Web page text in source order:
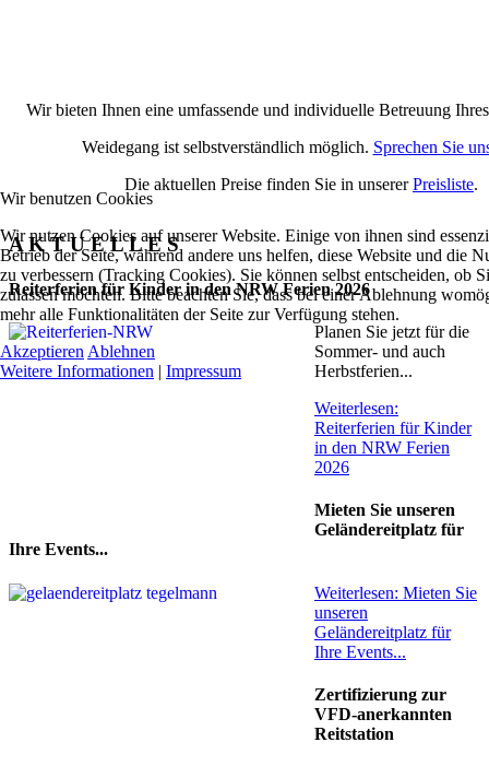
Wir bieten Ihnen eine umfassende und individuelle Betreuung
Weidegang ist selbstverständlich möglich. Sprechen Sie
Die aktuellen Preise finden Sie in unsererPreisliste.
A K T U E L L E S
Reiterferien für Kinder in den NRW Ferien 2026
Planen Sie jetzt für die
Sommer- und auch
Herbstferien...
Weiterlesen:
Reiterferien für Kinder
in den NRW Ferien
2026
Mieten Sie unseren
Geländereitplatz für
Ihre Events...
Weiterlesen: Mieten Sie
unseren
Geländereitplatz für
Ihre Events...
Zertifizierung zur
VFD-anerkannten
Reitstation
Wir benutzen Cookies
Wir nutzen Cookies auf unserer Website. Einige von ihnen sind
Betrieb der Seite, während andere uns helfen, diese Website und die
zu verbessern (Tracking Cookies). Sie können selbst entscheiden, ob
zulassen möchten. Bitte beachten Sie, dass bei einer Ablehnung
mehr alle Funktionalitäten der Seite zur Verfügung stehen.
Akzeptieren Ablehnen
Weitere Informationen | Impressum